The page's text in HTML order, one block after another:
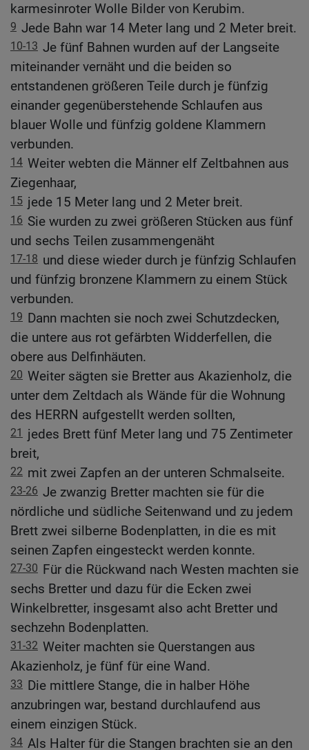
karmesinroter Wolle Bilder von Kerubim.
9 Jede Bahn war 14 Meter lang und 2 Meter breit.
10-13 Je fünf Bahnen wurden auf der Langseite
miteinander vernäht und die beiden so
entstandenen größeren Teile durch je fünfzig
einander gegenüberstehende Schlaufen aus
blauer Wolle und fünfzig goldene Klammern
verbunden.
14 Weiter webten die Männer elf Zeltbahnen aus
Ziegenhaar,
15 jede 15 Meter lang und 2 Meter breit.
16 Sie wurden zu zwei größeren Stücken aus fünf
und sechs Teilen zusammengenäht
17-18 und diese wieder durch je fünfzig Schlaufen
und fünfzig bronzene Klammern zu einem Stück
verbunden.
19 Dann machten sie noch zwei Schutzdecken,
die untere aus rot gefärbten Widderfellen, die
obere aus Delfinhäuten.
20 Weiter sägten sie Bretter aus Akazienholz, die
unter dem Zeltdach als Wände für die Wohnung
des HERRN aufgestellt werden sollten,
21
jedes Brett fünf Meter lang und 75 Zentimeter
breit,
22 mit zwei Zapfen an der unteren Schmalseite.
23-26 Je zwanzig Bretter machten sie für die
nördliche und südliche Seitenwand und zu jedem
Brett zwei silberne Bodenplatten, in die es mit
seinen Zapfen eingesteckt werden konnte.
27-30 Für die Rückwand nach Westen machten sie
sechs Bretter und dazu für die Ecken zwei
Winkelbretter, insgesamt also acht Bretter und
sechzehn Bodenplatten.
31-32 Weiter machten sie Querstangen aus
Akazienholz, je fünf für eine Wand.
33 Die mittlere Stange, die in halber Höhe
anzubringen war, bestand durchlaufend aus
einem einzigen Stück.
34 Als Halter für die Stangen brachten sie an den